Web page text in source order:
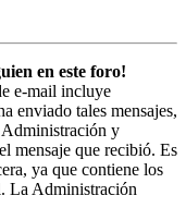
en este foro!
e-mail incluye
enviado tales mensajes,
y
mensaje que recibió. Es
ya que contiene los
La Administración